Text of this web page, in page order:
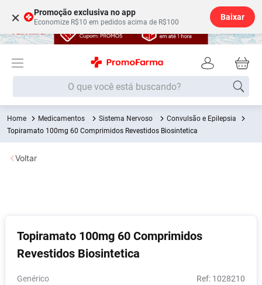
× Promoção exclusiva no app
Economize R$10 em pedidos acima de R$100
Baixar
O que você está buscando?
Medicamentos Sistema Nervoso
Convulsão e Epilepsia
Topiramato 100mg 60 Comprimidos Revestidos Biosintetica
Topiramato 100mg 60 Comprimidos
Revestidos Biosintetica
Genérico : 1028210
Voltar
Termos mais buscados
1º Fralda
2
6º Shampoo
7º Desodorante
8º